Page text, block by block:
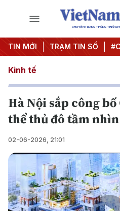
CHUYÊN TRANG THÔNG TIN ĐA
TIN MỚI TRẠM TIN SỐ
quyết thành hành động
Kinh tế
Hà Nội sắp công
thể thủ đô tầm
02-06-2026, 21:01